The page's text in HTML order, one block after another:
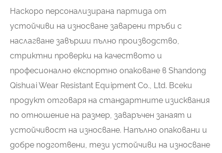
Наскоро персонализирана партида от
устойчиви на износване заварени тръби с
наслагване завърши пълно производство,
стриктни проверки на качеството и
професионално експортно опаковане в Shandong
Qishuai Wear Resistant Equipment Co., Ltd. Всеки
продукт отговаря на стандартните изисквания
по отношение на размер, заваръчен занаят и
устойчивост на износване. Напълно опаковани и
добре подготвени, тези устойчиви на износване